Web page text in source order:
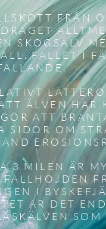
FRÅN
SKOGSÄLV
FALLET I
ÄLVEN HAR
ATT
SIDOR OM
3 MILEN ÄR
FALLHÖJDEN
I
ÄR DET
SOM